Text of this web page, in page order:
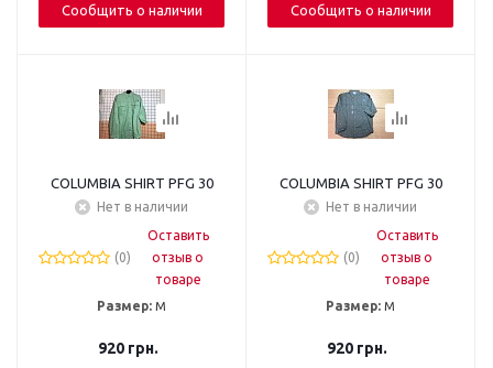
Сообщить о наличии Сообщить о наличии
COLUMBIA SHIRT PFG 30
Нет в наличии
(0)
Оставить
отзыв о
товаре
Размер: М
920грн.
COLUMBIA SHIRT PFG 30
Нет в наличии
(0)
Оставить
отзыв о
товаре
Размер: М
920грн.